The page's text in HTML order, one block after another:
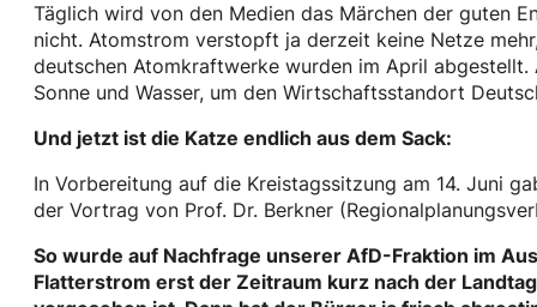
Täglich wird von den Medien das Märchen der guten
nicht. Atomstrom verstopft ja derzeit keine Netze
deutschen Atomkraftwerke wurden im April
Sonne und Wasser, um den Wirtschaftsstandort
Und jetzt ist die Katze endlich aus dem Sack:
In Vorbereitung auf die Kreistagssitzung am 14. Juni
der Vortrag von Prof. Dr. Berkner
So wurde auf Nachfrage unserer AfD-Fraktion im
Flatterstrom erst der Zeitraum kurz nach der